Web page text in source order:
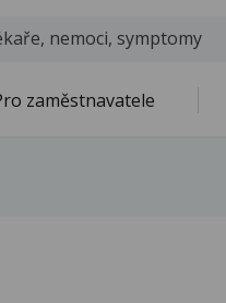
zaměstnavatele